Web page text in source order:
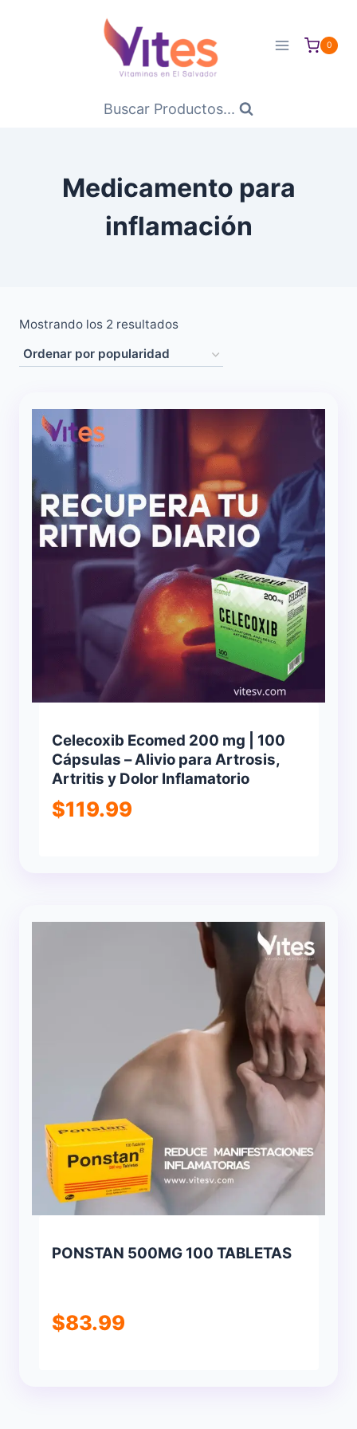
0
Buscar Productos...
Medicamento para
inflamación
Mostrando los 2 resultadosOrdenado
popularidad
Celecoxib Ecomed 200 mg | 100
Cápsulas – Alivio para Artrosis,
Artritis y Dolor Inflamatorio
$119.99
PONSTAN 500MG 100 TABLETAS
$83.99